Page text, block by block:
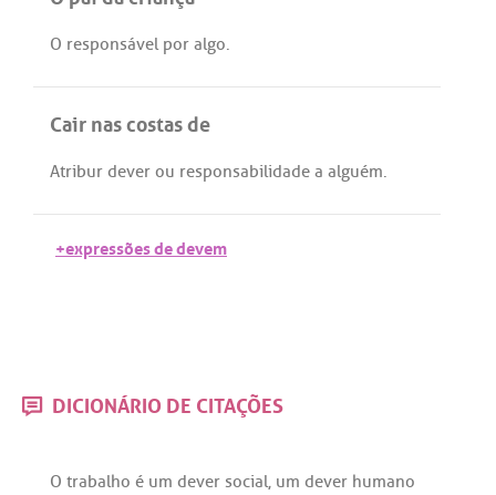
O responsável por algo.
Cair nas costas de
Atribur dever ou responsabilidade a alguém.
+expressões de devem
DICIONÁRIO DE CITAÇÕES
O trabalho é um dever social, um dever humano